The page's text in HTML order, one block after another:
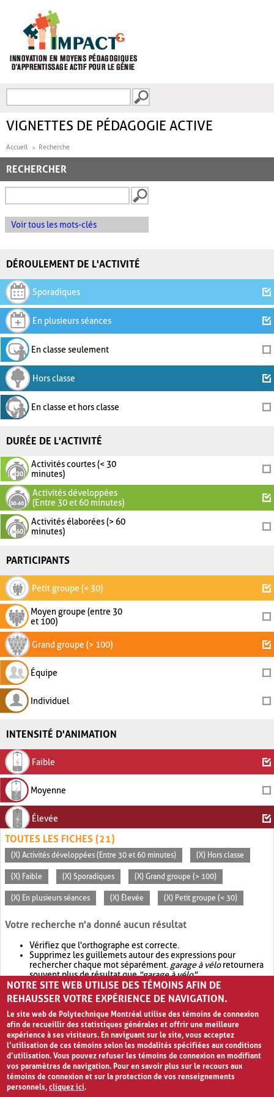
FORMULAIRE DE
VIGNETTES DE PÉDAGOGIE ACTIVE
Accueil Recherche
RECHERCHER
Voir tous les mots-clés
DÉROULEMENT DE L'ACTIVITÉ
Sporadiques
En plusieurs séances
En classe seulement
Hors classe
En classe et hors classe
DURÉE DE L'ACTIVITÉ
Activités courtes (< 30
minutes)
Activités développées
(Entre 30 et 60 minutes)
Activités élaborées (> 60
minutes)
PARTICIPANTS
Petit groupe (< 30)
Moyen groupe (entre 30
et 100)
Grand groupe (> 100)
Équipe
Individuel
INTENSITÉ D'ANIMATION
Faible
Moyenne
Élevée
TOUTES LES FICHES (21)
(X) Activités développées (Entre 30 et 60 minutes) (X) Hors classe
(X) Faible (X) Sporadiques (X) Grand groupe (> 100)
(X) En plusieurs séances (X) Élevée (X) Petit groupe (< 30)
Votre recherche n'a donné aucun résultat
Vérifiez que l'orthographe est correcte.
Supprimez les guillemets autour des expressions pour
rechercher chaque mot séparément. garage à véloretournera
souvent plus de résultat que"garage à vélo".
Envisagez d'élargir votre recherche avec OR.garage OR vélo
retournera souvent plus de résultat quegarage à vélo
NOTRE SITE WEB UTILISE DES TÉMOINS AFIN DE
REHAUSSER VOTRE EXPÉRIENCE DE NAVIGATION.
Le site web de Polytechnique Montréal utilise des témoins de connexion
afin de recueillir des statistiques générales et offrir une meilleure
expérience à ses visiteurs. En naviguant sur le site, vous acceptez
l’utilisation de ces témoins selon les modalités spécifiées aux conditions
d’utilisation. Vous pouvez refuser les témoins de connexion en modifiant
vos paramètres de navigation. Pour en savoir plus sur le recours aux
témoins de connexion et sur la protection de vos renseignements
personnels,cliquez ici.